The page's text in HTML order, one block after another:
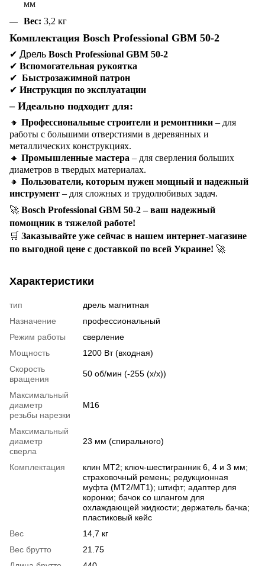
мм
Вес: 3,2 кг
Комплектация Bosch Professional GBM 50-2
✔ Дрель Bosch Professional GBM 50-2
✔ Вспомогательная рукоятка
✔ Быстрозажимной патрон
✔ Инструкция по эксплуатации
– Идеально подходит для:
🔸 Профессиональные строители и ремонтники – для
работы с большими отверстиями в деревянных и
металлических конструкциях.
🔸 Промышленные мастера – для сверления больших
диаметров в твердых материалах.
🔸 Пользователи, которым нужен мощный и надежный
инструмент – для сложных и трудолюбивых задач.
🚀 Bosch Professional GBM 50-2 – ваш надежный
помощник в тяжелой работе!
🛒 Заказывайте уже сейчас в нашем интернет-магазине
по выгодной цене с доставкой по всей Украине! 🚀
Характеристики
тип
дрель магнитная
Назначение
профессиональный
Режим работы
сверление
Мощность
1200 Вт (входная)
Скорость
вращения
50 об/мин (-255 (х/х))
Максимальный
диаметр
резьбы нарезки
M16
Максимальный
диаметр
сверла
23 мм (спирального)
Комплектация
клин MT2; ключ-шестигранник 6, 4 и 3 мм;
страховочный ремень; редукционная
муфта (MT2/MT1); штифт; адаптер для
коронки; бачок со шлангом для
охлаждающей жидкости; держатель бачка;
пластиковый кейс
Вес
14,7 кг
Вес брутто
21.75